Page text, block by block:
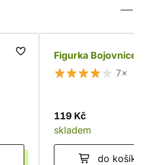
Figurka Bojovnice
7×
119 Kč
skladem
do košíku